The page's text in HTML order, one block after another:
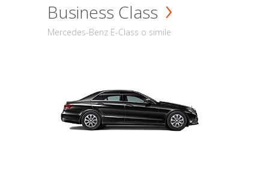
Business Class
Mercedes-Benz E-Class o simile